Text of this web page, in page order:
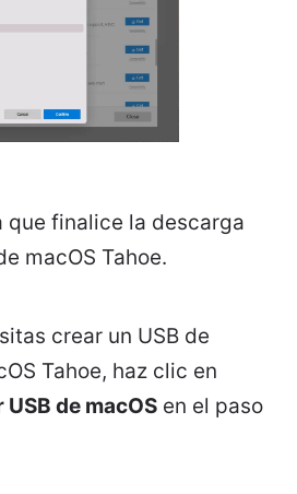
que finalice la descarga
macOS Tahoe.
crear un USB de
Tahoe, haz clic en
de macOS en el paso